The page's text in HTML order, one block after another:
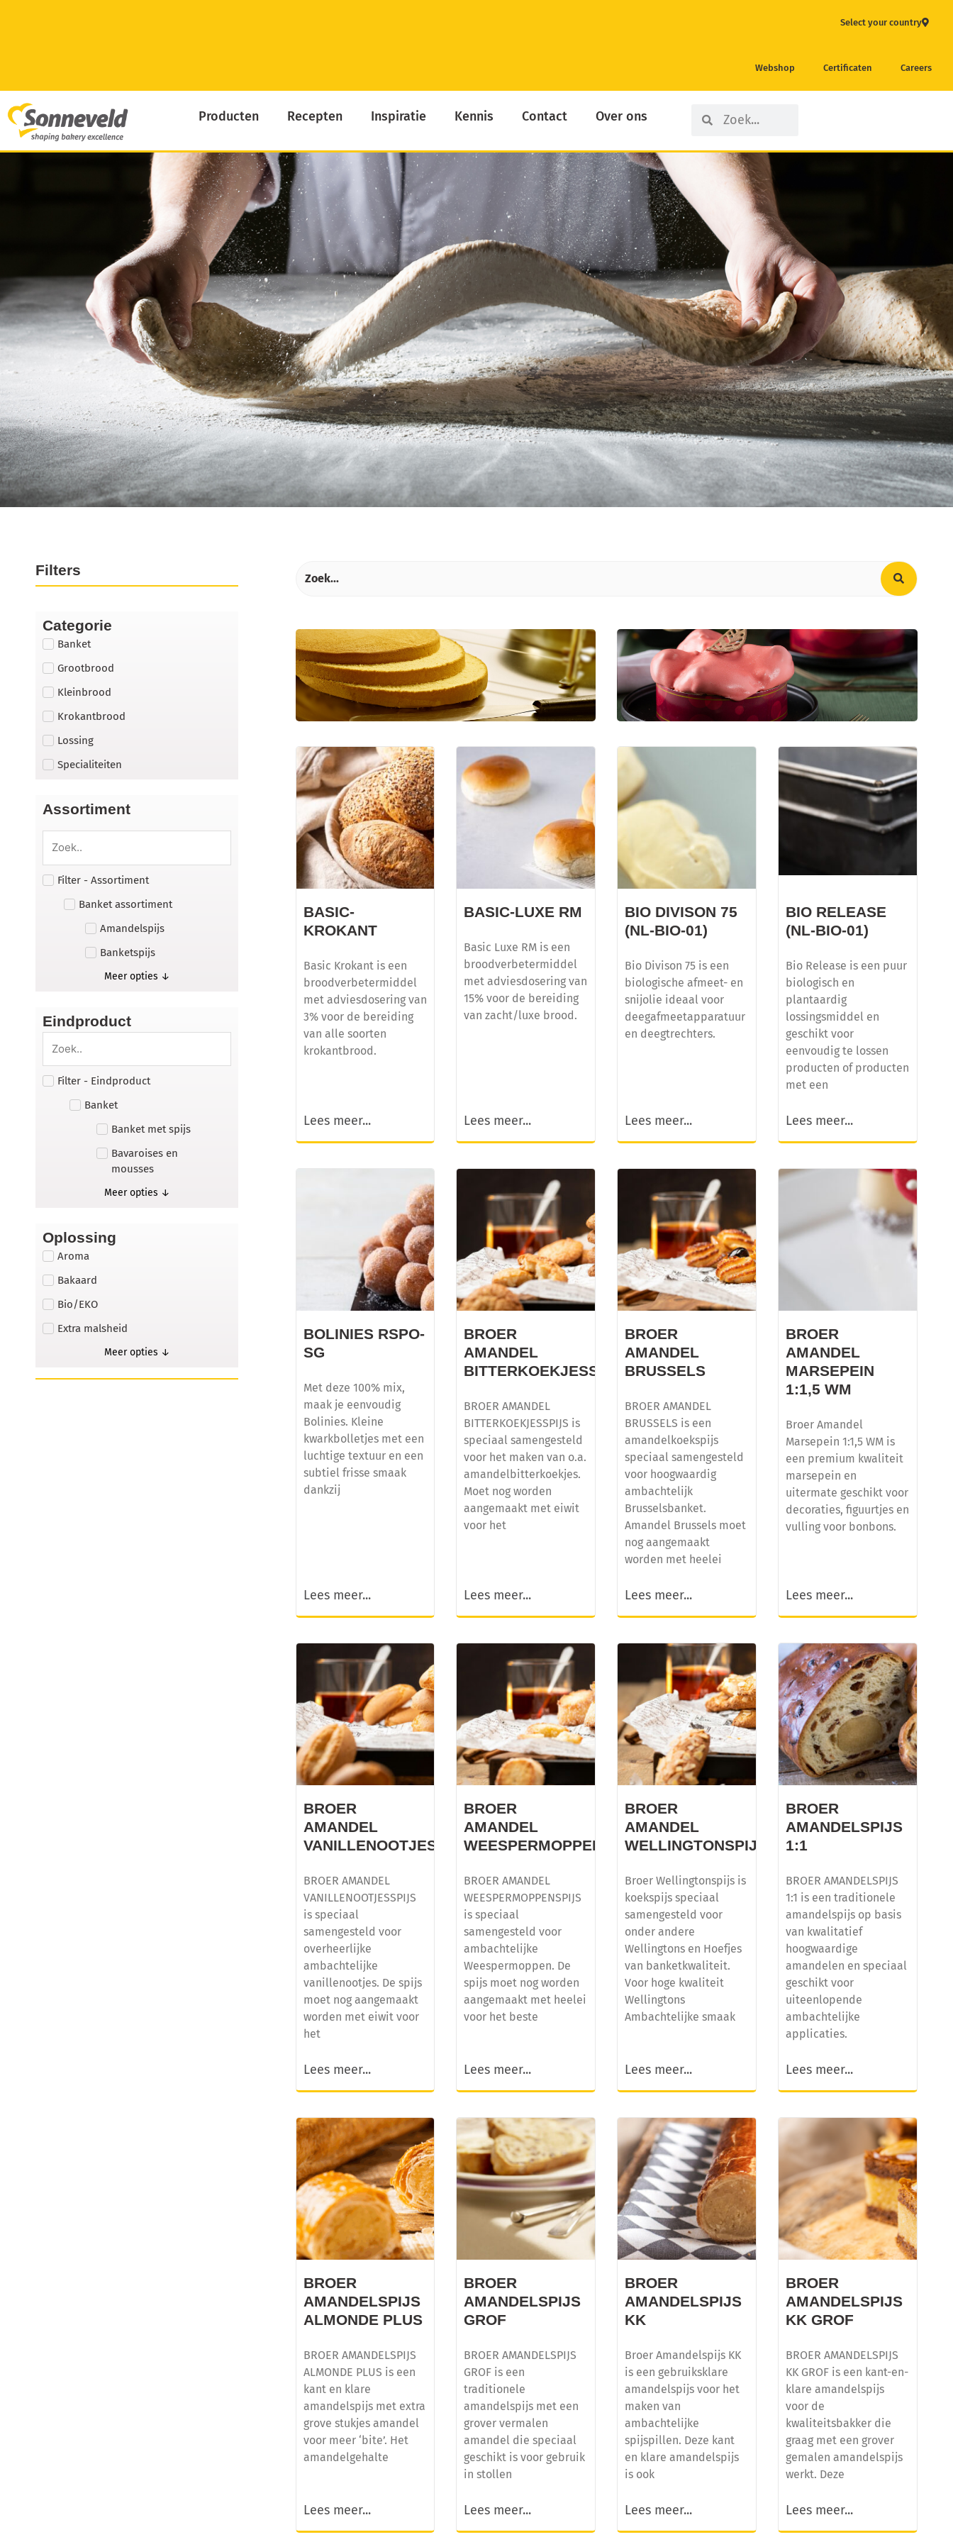
Select your country
Webshop Certificaten Careers
Producten Recepten Inspiratie Kennis Contact Over ons SearchSearch
Producten
Filters
Categorie
Banket
Grootbrood
Kleinbrood
Krokantbrood
Lossing
Specialiteiten
Assortiment
Filter - Assortiment
Banket assortiment
Amandelspijs
Banketspijs
Meer opties ↓
Eindproduct
Filter - Eindproduct
Banket
Banket met spijs
Bavaroises en
mousses
Meer opties ↓
Oplossing
Aroma
Bakaard
Bio/EKO
Extra malsheid
Meer opties ↓
CREDI KAPSEL
Dé basis voor diverse soorten gebak
KWARKBOL
Licht, luchtig en eiwitrijk broodje op basis van
kwark!
BASIC-
KROKANT
Basic Krokant is een
broodverbetermiddel
met adviesdosering van
3% voor de bereiding
van alle soorten
krokantbrood.
Lees meer...
BASIC-LUXE RM
Basic Luxe RM is een
broodverbetermiddel
met adviesdosering van
15% voor de bereiding
van zacht/luxe brood.
Lees meer...
BIO DIVISON 75
(NL-BIO-01)
Bio Divison 75 is een
biologische afmeet- en
snijolie ideaal voor
deegafmeetapparatuur
en deegtrechters.
Lees meer...
BIO RELEASE
(NL-BIO-01)
Bio Release is een puur
biologisch en
plantaardig
lossingsmiddel en
geschikt voor
eenvoudig te lossen
producten of producten
met een
Lees meer...
BOLINIES RSPO-
SG
Met deze 100% mix,
maak je eenvoudig
Bolinies. Kleine
kwarkbolletjes met een
luchtige textuur en een
subtiel frisse smaak
dankzij
Lees meer...
BROER
AMANDEL
BITTERKOEKJESSPIJS
BROER AMANDEL
BITTERKOEKJESSPIJS is
speciaal samengesteld
voor het maken van o.a.
amandelbitterkoekjes.
Moet nog worden
aangemaakt met eiwit
voor het
Lees meer...
BROER
AMANDEL
BRUSSELS
BROER AMANDEL
BRUSSELS is een
amandelkoekspijs
speciaal samengesteld
voor hoogwaardig
ambachtelijk
Brusselsbanket.
Amandel Brussels moet
nog aangemaakt
worden met heelei
Lees meer...
BROER
AMANDEL
MARSEPEIN
1:1,5 WM
Broer Amandel
Marsepein 1:1,5 WM is
een premium kwaliteit
marsepein en
uitermate geschikt voor
decoraties, figuurtjes en
vulling voor bonbons.
Lees meer...
BROER
AMANDEL
VANILLENOOTJESSPIJS
BROER AMANDEL
VANILLENOOTJESSPIJS
is speciaal
samengesteld voor
overheerlijke
ambachtelijke
vanillenootjes. De spijs
moet nog aangemaakt
worden met eiwit voor
het
Lees meer...
BROER
AMANDEL
WEESPERMOPPENSPIJS
BROER AMANDEL
WEESPERMOPPENSPIJS
is speciaal
samengesteld voor
ambachtelijke
Weespermoppen. De
spijs moet nog worden
aangemaakt met heelei
voor het beste
Lees meer...
BROER
AMANDEL
WELLINGTONSPIJS
Broer Wellingtonspijs is
koekspijs speciaal
samengesteld voor
onder andere
Wellingtons en Hoefjes
van banketkwaliteit.
Voor hoge kwaliteit
Wellingtons
Ambachtelijke smaak
Lees meer...
BROER
AMANDELSPIJS
1:1
BROER AMANDELSPIJS
1:1 is een traditionele
amandelspijs op basis
van kwalitatief
hoogwaardige
amandelen en speciaal
geschikt voor
uiteenlopende
ambachtelijke
applicaties.
Lees meer...
BROER
AMANDELSPIJS
ALMONDE PLUS
BROER AMANDELSPIJS
ALMONDE PLUS is een
kant en klare
amandelspijs met extra
grove stukjes amandel
voor meer ‘bite’. Het
amandelgehalte
Lees meer...
BROER
AMANDELSPIJS
GROF
BROER AMANDELSPIJS
GROF is een
traditionele
amandelspijs met een
grover vermalen
amandel die speciaal
geschikt is voor gebruik
in stollen
Lees meer...
BROER
AMANDELSPIJS
KK
Broer Amandelspijs KK
is een gebruiksklare
amandelspijs voor het
maken van
ambachtelijke
spijspillen. Deze kant
en klare amandelspijs
is ook
Lees meer...
BROER
AMANDELSPIJS
KK GROF
BROER AMANDELSPIJS
KK GROF is een kant-en-
klare amandelspijs
voor de
kwaliteitsbakker die
graag met een grover
gemalen amandelspijs
werkt. Deze
Lees meer...